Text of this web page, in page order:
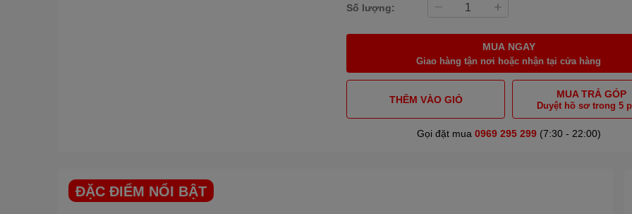
Số lượng:
MUA NGAY
Giao hàng tận nơi hoặc nhận tại cửa hàng
THÊM VÀO GIỎ MUA TRẢ GÓP
Duyệt hồ sơ trong 5
Gọi đặt mua 0969 295 299(7:30 - 22:00)
ĐẶC ĐIỂM NỔI BẬT